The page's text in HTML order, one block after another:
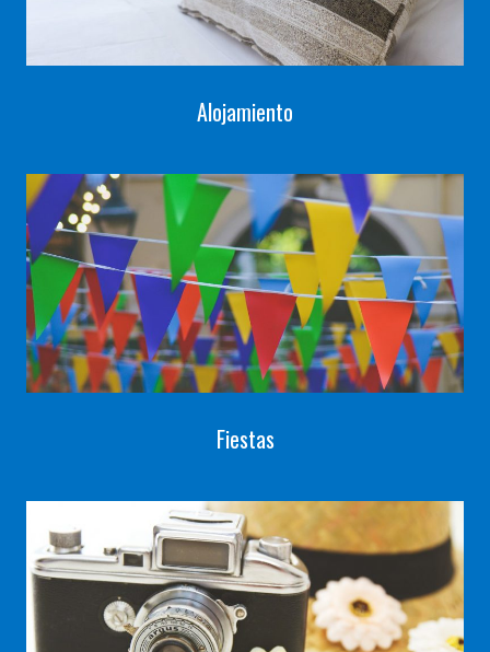
Alojamiento
Fiestas